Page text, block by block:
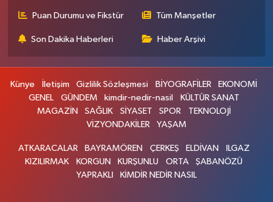
Puan Durumu ve Fikstür Tüm Manşetler
Son Dakika Haberleri Haber Arşivi
Künye İletişim Gizlilik Sözleşmesi BİYOGRAFİLER
EKONOMİ
GENEL
GÜNDEM kimdir-nedir-nasil
KÜLTÜR SANAT
MAGAZİN
SAĞLIK SİYASET SPOR
TEKNOLOJİ
VİZYONDAKİLER
YAŞAM
ATKARACALAR BAYRAMÖREN ÇERKEŞ ELDİVAN
ILGAZ
KIZILIRMAK
KORGUN KURŞUNLU ORTA
ŞABANÖZÜ
YAPRAKLI
KİMDİR NEDİR NASIL